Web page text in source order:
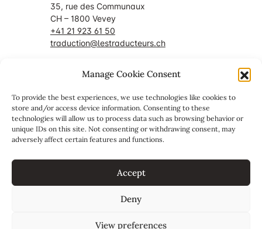
Manage Cookie Consent
To provide the best experiences, we use technologies like cookies to
store and/or access device information. Consenting to these
technologies will allow us to process data such as browsing behavior or
unique IDs on this site. Not consenting or withdrawing consent, may
adversely affect certain features and functions.
Accept
Deny
View preferences
35, rue des Communaux
CH – 1800 Vevey
+41 21 923 61 50
traduction@lestraducteurs.ch
Mitglied von